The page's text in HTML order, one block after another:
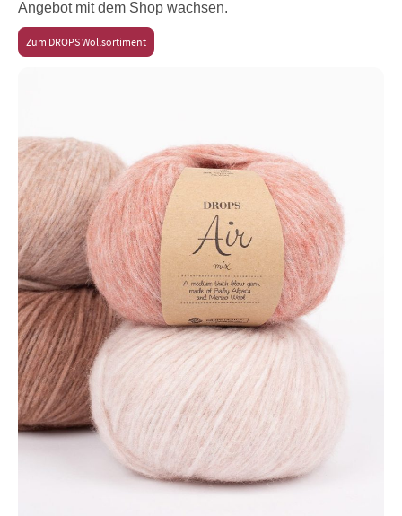
Angebot mit dem Shop wachsen.
Zum DROPS Wollsortiment